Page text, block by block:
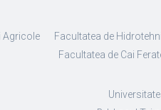
Agricole
Facultatea de
Facultatea de Cai